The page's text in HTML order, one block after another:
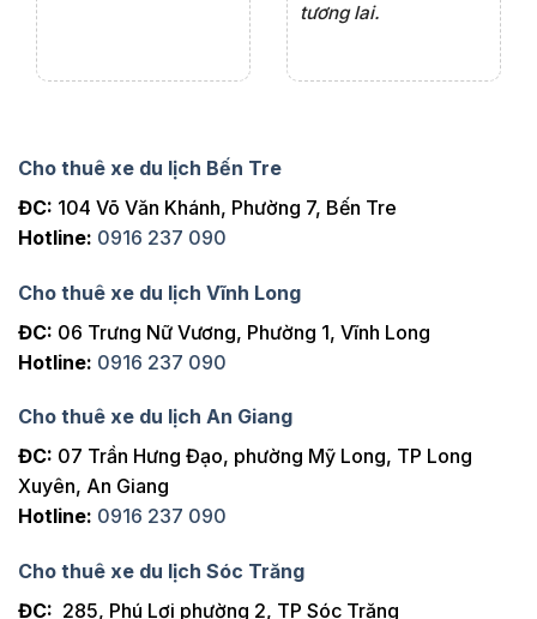
tương lai.
Cho thuê xe du lịch Bến Tre
ĐC: 104 Võ Văn Khánh, Phường 7, Bến Tre
Hotline: 0916 237 090
Cho thuê xe du lịch Vĩnh Long
ĐC: 06 Trưng Nữ Vương, Phường 1, Vĩnh Long
Hotline: 0916 237 090
Cho thuê xe du lịch An Giang
ĐC: 07 Trần Hưng Đạo, phường Mỹ Long, TP Long
Xuyên, An Giang
Hotline: 0916 237 090
Cho thuê xe du lịch Sóc Trăng
ĐC: 285, Phú Lợi phường 2, TP Sóc Trăng